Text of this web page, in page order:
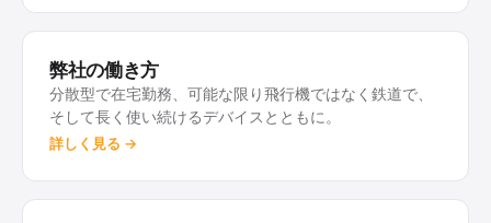
では Apple エコシステムを代表するプロジェクト管
れた技術文書のための弊社の道具、adoc Studio が加
わりました。年月を経ても変わらないもの、それは、
多くを中途半端にこなすより一つを徹底してやり抜く
という頑固さです。
弊社の働き方
分散型で在宅勤務、可能な限り飛行機ではなく鉄道で、
そして長く使い続けるデバイスとともに。
詳しく見る →